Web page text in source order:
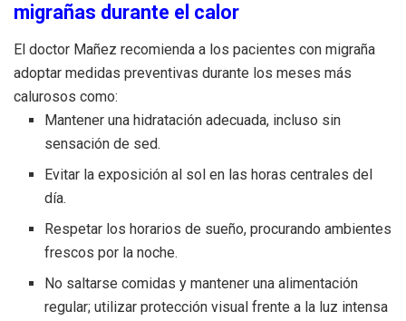
migrañas durante el calor
El doctor Mañez recomienda a los pacientes con migraña
adoptar medidas preventivas durante los meses más
calurosos como:
Mantener una hidratación adecuada, incluso sin
sensación de sed.
Evitar la exposición al sol en las horas centrales del
día.
Respetar los horarios de sueño, procurando ambientes
frescos por la noche.
No saltarse comidas y mantener una alimentación
regular; utilizar protección visual frente a la luz intensa